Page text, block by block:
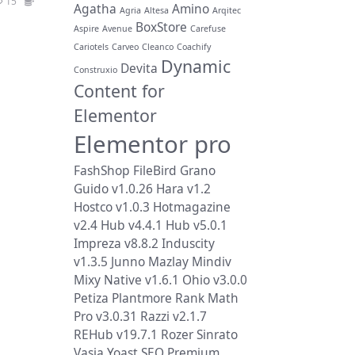
Agatha Agria Altesa Amino Arqitec
Aspire Avenue BoxStore Carefuse
Cariotels Carveo Cleanco Coachify
Construxio Devita Dynamic
Content for
Elementor
Elementor pro
FashShop FileBird Grano
Guido v1.0.26 Hara v1.2
Hostco v1.0.3 Hotmagazine
v2.4 Hub v4.4.1 Hub v5.0.1
Impreza v8.8.2 Induscity
v1.3.5 Junno Mazlay Mindiv
Mixy Native v1.6.1 Ohio v3.0.0
Petiza Plantmore Rank Math
Pro v3.0.31 Razzi v2.1.7
REHub v19.7.1 RozerSinrato